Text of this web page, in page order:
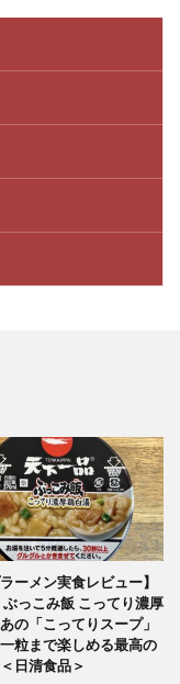
ーメン実食レビュー】
ぶっこみ飯 こってり濃厚
の「こってりスープ」
粒まで楽しめる最高の
日清食品＞